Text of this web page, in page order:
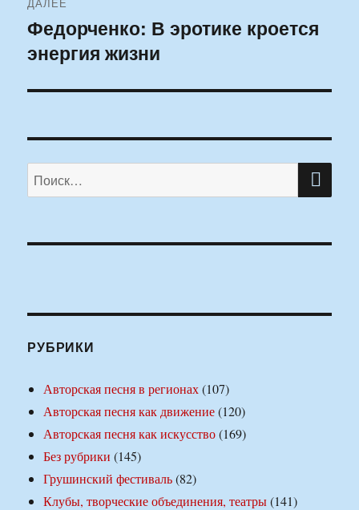
Следующая
запись:
Федорченко: В эротике кроется
энергия жизни
Искать:
РУБРИКИ
Авторская песня в регионах(107)
Авторская песня как движение(120)
Авторская песня как искусство(169)
Без рубрики (145)
Грушинский фестиваль(82)
Клубы, творческие объединения, театры(141)